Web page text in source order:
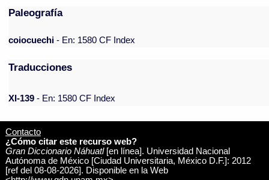
Paleografía
coiocuechi - En: 1580 CF Index
Traducciones
XI-139 - En: 1580 CF Index
Contacto
¿Cómo citar este recurso web?
Gran Diccionario Náhuatl[en línea]. Universidad Nacional
Autónoma de México [Ciudad Universitaria, México D.F.]: 2012
[ref del 08-08-2026]. Disponible en la Web